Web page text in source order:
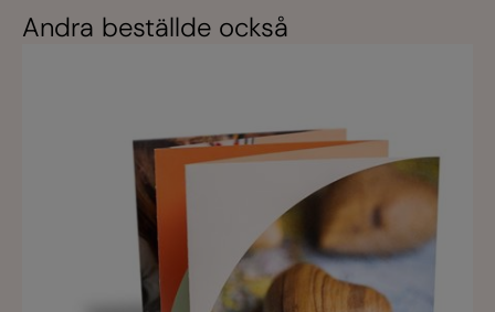
Andra beställde också